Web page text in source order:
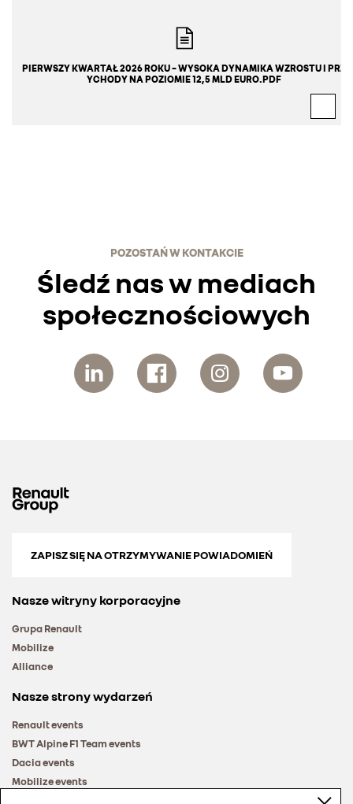
PIERWSZY KWARTAŁ 2026 ROKU – WYSOKA DYNAMIKA WZROSTU I PRZ
YCHODY NA POZIOMIE 12,5 MLD EURO.PDF
POZOSTAŃ W KONTAKCIE
Śledź nas w mediach
społecznościowych
ZAPISZ SIĘ NA OTRZYMYWANIE POWIADOMIEŃ
Nasze witryny korporacyjne
Grupa Renault
Mobilize
Alliance
Nasze strony wydarzeń
Renault events
BWT Alpine F1 Team events
Dacia events
Mobilize events